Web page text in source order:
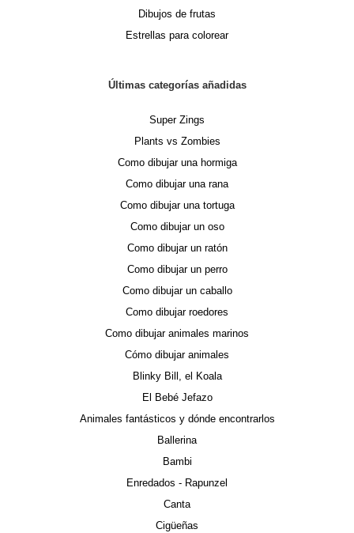
Dibujos de frutas
Estrellas para colorear
Últimas categorías añadidas
Super Zings
Plants vs Zombies
Como dibujar una hormiga
Como dibujar una rana
Como dibujar una tortuga
Como dibujar un oso
Como dibujar un ratón
Como dibujar un perro
Como dibujar un caballo
Como dibujar roedores
Como dibujar animales marinos
Cómo dibujar animales
Blinky Bill, el Koala
El Bebé Jefazo
Animales fantásticos y dónde encontrarlos
Ballerina
Bambi
Enredados - Rapunzel
Canta
Cigüeñas